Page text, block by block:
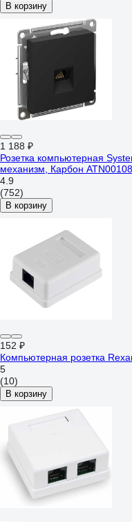
В корзину
1 188 ₽
Розетка компьютерная
механизм, Карбон
4.9
(752)
В корзину
152 ₽
Компьютерная розетка
5
(10)
В корзину